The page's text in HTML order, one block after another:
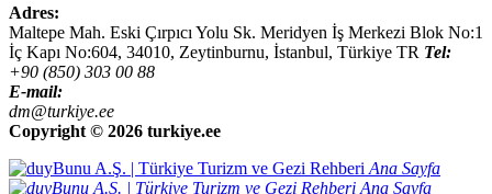
Adres:
Maltepe Mah. Eski Çırpıcı Yolu Sk. Meridyen İş Merkezi Blok No:1
İç Kapı No:604, 34010, Zeytinburnu, İstanbul, Türkiye TR Tel:
+90 (850) 303 00 88
E-mail:
dm@turkiye.ee
Copyright © 2026 turkiye.ee
Ana Sayfa
Ana Sayfa